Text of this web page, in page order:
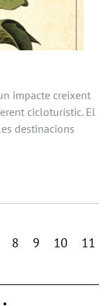
impacte creixent
cicloturístic. El
destinacions
8 9 10 11